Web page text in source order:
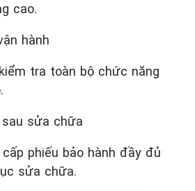
cao.
hành
tra toàn bộ chức năng
sửa chữa
phiếu bảo hành đầy đủ
sửa chữa.